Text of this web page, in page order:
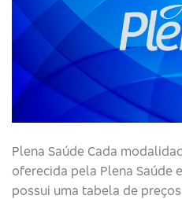
Plena Saúde Cada
oferecida pela Plena Saúde
possui uma tabela de